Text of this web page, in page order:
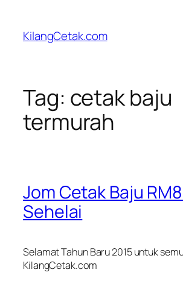
content
KilangCetak.com
Tag: cetak baju
termurah
Jom Cetak Baju
Sehelai
Selamat Tahun Baru 2015 untuk
KilangCetak.com